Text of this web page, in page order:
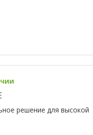
решение для высокой